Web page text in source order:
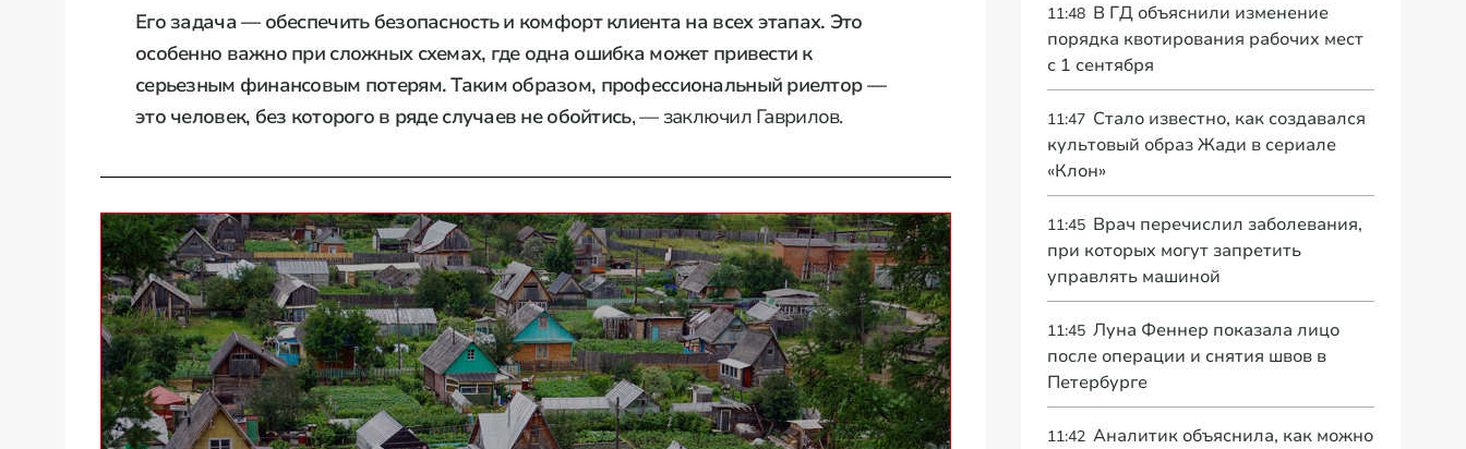
Его задача — обеспечить безопасность и комфорт клиента на всех этапах. Это
особенно важно при сложных схемах, где одна ошибка может привести к
серьезным финансовым потерям. Таким образом, профессиональный риелтор —
это человек, без которого в ряде случаев не обойтись, — заключил Гаврилов.
11:48 В ГД объяснили изменение
порядка квотирования рабочих мест
с 1 сентября
11:47 Стало известно, как создавался
культовый образ Жади в сериале
«Клон»
11:45 Врач перечислил заболевания,
при которых могут запретить
управлять машиной
11:45 Луна Феннер показала лицо
после операции и снятия швов в
Петербурге
11:42 Аналитик объяснила, как можно